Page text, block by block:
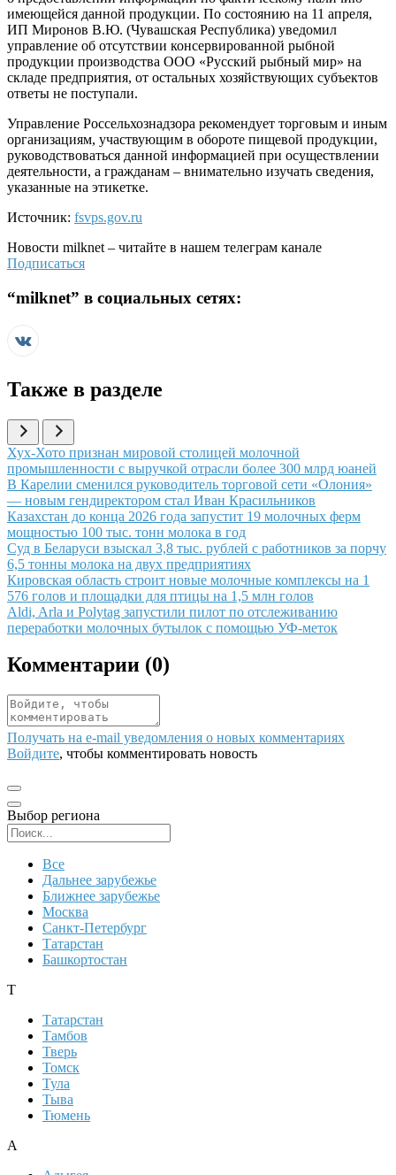
имеющейся данной продукции. По состоянию на 11 апреля,
ИП Миронов В.Ю. (Чувашская Республика) уведомил
управление об отсутствии консервированной рыбной
продукции производства ООО «Русский рыбный мир» на
складе предприятия, от остальных хозяйствующих субъектов
ответы не поступали.
Управление Россельхознадзора рекомендует торговым и иным
организациям, участвующим в обороте пищевой продукции,
руководствоваться данной информацией при осуществлении
деятельности, а гражданам – внимательно изучать сведения,
указанные на этикетке.
Источник: fsvps.gov.ru
Новости milknet – читайте в нашем телеграм канале
Подписаться
“milknet” в социальных сетях:
Также в разделе
Иллюстрация новости
Хух-Хото признан мировой столицей молочной
промышленности с выручкой отрасли более 300 млрд юаней
Иллюстрация новости
В Карелии сменился руководитель торговой сети «Олония»
— новым гендиректором стал Иван Красильников
Иллюстрация новости
Казахстан до конца 2026 года запустит 19 молочных ферм
мощностью 100 тыс. тонн молока в год
Иллюстрация новости
Суд в Беларуси взыскал 3,8 тыс. рублей с работников за порчу
6,5 тонны молока на двух предприятиях
Иллюстрация новости
Кировская область строит новые молочные комплексы на 1
576 голов и площадки для птицы на 1,5 млн голов
Иллюстрация новости
Aldi, Arla и Polytag запустили пилот по отслеживанию
переработки молочных бутылок с помощью УФ-меток
Комментарии (0)
Получать на e‑mail уведомления о новых комментариях
Войдите, чтобы комментировать новость
Выбор региона
Все
Дальнее зарубежье
Ближнее зарубежье
Москва
Санкт-Петербург
Татарстан
Башкортостан
Т
Татарстан
Тамбов
Тверь
Томск
Тула
Тыва
Тюмень
А